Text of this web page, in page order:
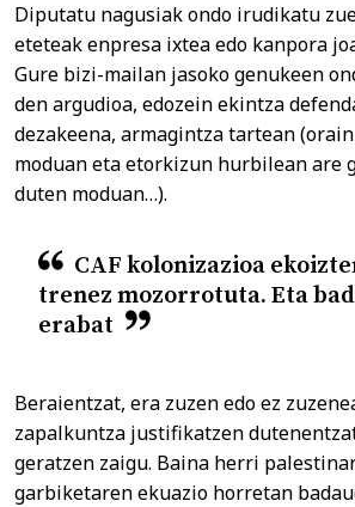
Diputatu nagusiak ondo irudikatu
eteteak enpresa ixtea edo kanpora
Gure bizi-mailan jasoko genukeen
den argudioa, edozein ekintza
dezakeena, armagintza tartean
moduan eta etorkizun hurbilean are
duten moduan…).
CAF kolonizazioa
trenez mozorrotuta. Eta
erabat
Beraientzat, era zuzen edo ez
zapalkuntza justifikatzen
geratzen zaigu. Baina herri
garbiketaren ekuazio horretan